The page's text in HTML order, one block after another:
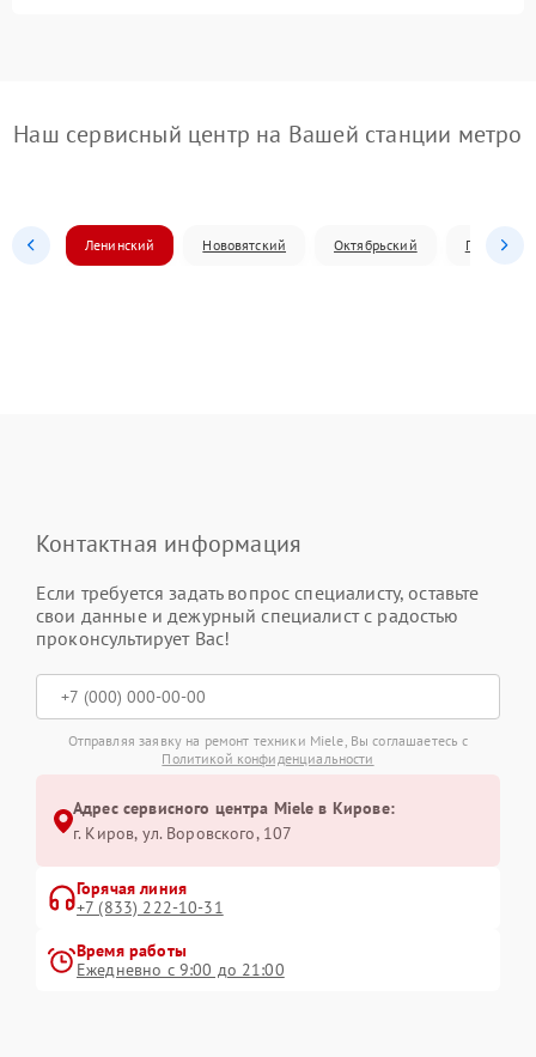
Наш сервисный центр на Вашей станции метро
Ленинский Нововятский Октябрьский
Контактная информация
Если требуется задать вопрос специалисту, оставьте
свои данные и дежурный специалист с радостью
проконсультирует Вас!
Отправляя заявку на ремонт техники Miele, Вы соглашаетесь с
Политикой конфиденциальности
Адрес сервисного центра Miele в Кирове:
г. Киров, ул. Воровского, 107
Горячая линия
+7 (833) 222-10-31
Время работы
Ежедневно с 9:00 до 21:00